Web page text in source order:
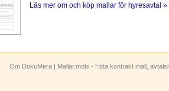
Läs mer om och köp mallar för hyresavtal »
Om DokuMera | Mallar.mobi - Hitta kontrakt mall,